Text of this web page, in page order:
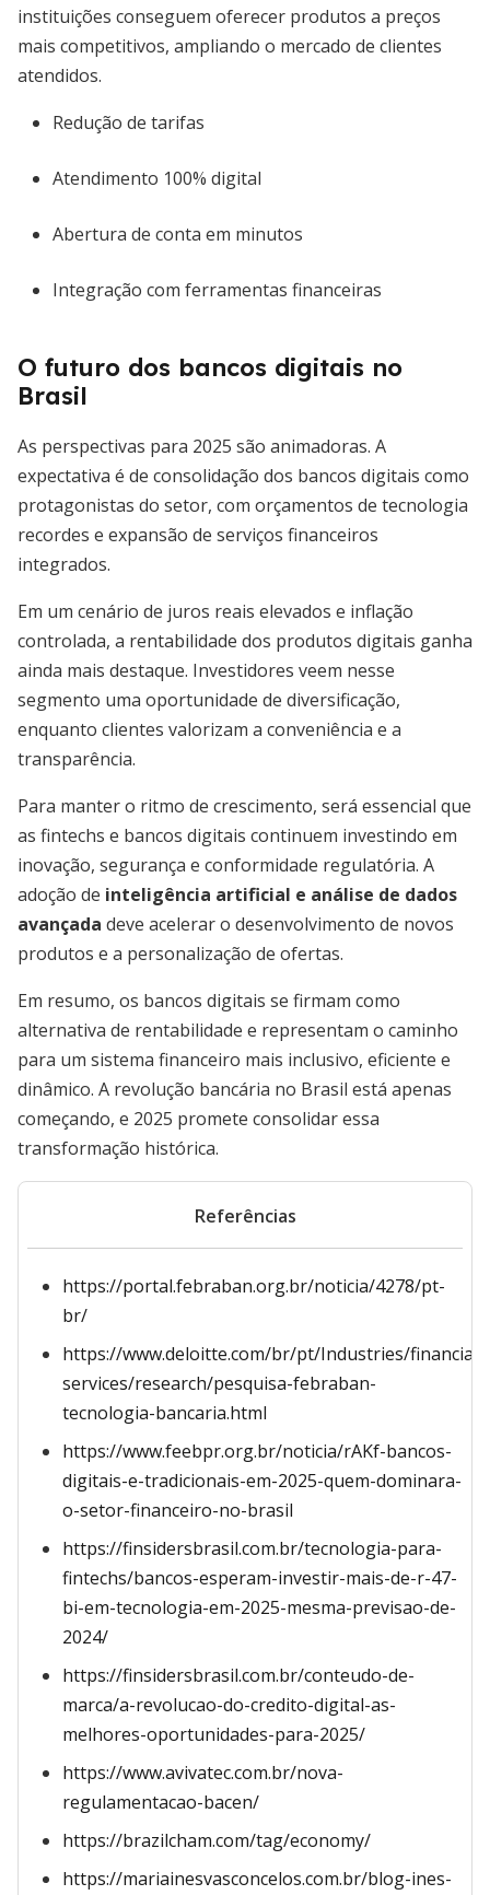
instituições conseguem oferecer produtos a preços
mais competitivos, ampliando o mercado de clientes
atendidos.
Redução de tarifas
Atendimento 100% digital
Abertura de conta em minutos
Integração com ferramentas financeiras
O futuro dos bancos digitais no
Brasil
As perspectivas para 2025 são animadoras. A
expectativa é de consolidação dos bancos digitais como
protagonistas do setor, com orçamentos de tecnologia
recordes e expansão de serviços financeiros
integrados.
Em um cenário de juros reais elevados e inflação
controlada, a rentabilidade dos produtos digitais ganha
ainda mais destaque. Investidores veem nesse
segmento uma oportunidade de diversificação,
enquanto clientes valorizam a conveniência e a
transparência.
Para manter o ritmo de crescimento, será essencial que
as fintechs e bancos digitais continuem investindo em
inovação, segurança e conformidade regulatória. A
adoção de inteligência artificial e análise de dados
avançada deve acelerar o desenvolvimento de novos
produtos e a personalização de ofertas.
Em resumo, os bancos digitais se firmam como
alternativa de rentabilidade e representam o caminho
para um sistema financeiro mais inclusivo, eficiente e
dinâmico. A revolução bancária no Brasil está apenas
começando, e 2025 promete consolidar essa
transformação histórica.
Referências
https://portal.febraban.org.br/noticia/4278/pt-
br/
https://www.deloitte.com/br/pt/Industries/financial-
services/research/pesquisa-febraban-
tecnologia-bancaria.html
https://www.feebpr.org.br/noticia/rAKf-bancos-
digitais-e-tradicionais-em-2025-quem-dominara-
o-setor-financeiro-no-brasil
https://finsidersbrasil.com.br/tecnologia-para-
fintechs/bancos-esperam-investir-mais-de-r-47-
bi-em-tecnologia-em-2025-mesma-previsao-de-
2024/
https://finsidersbrasil.com.br/conteudo-de-
marca/a-revolucao-do-credito-digital-as-
melhores-oportunidades-para-2025/
https://www.avivatec.com.br/nova-
regulamentacao-bacen/
https://brazilcham.com/tag/economy/
https://mariainesvasconcelos.com.br/blog-ines-